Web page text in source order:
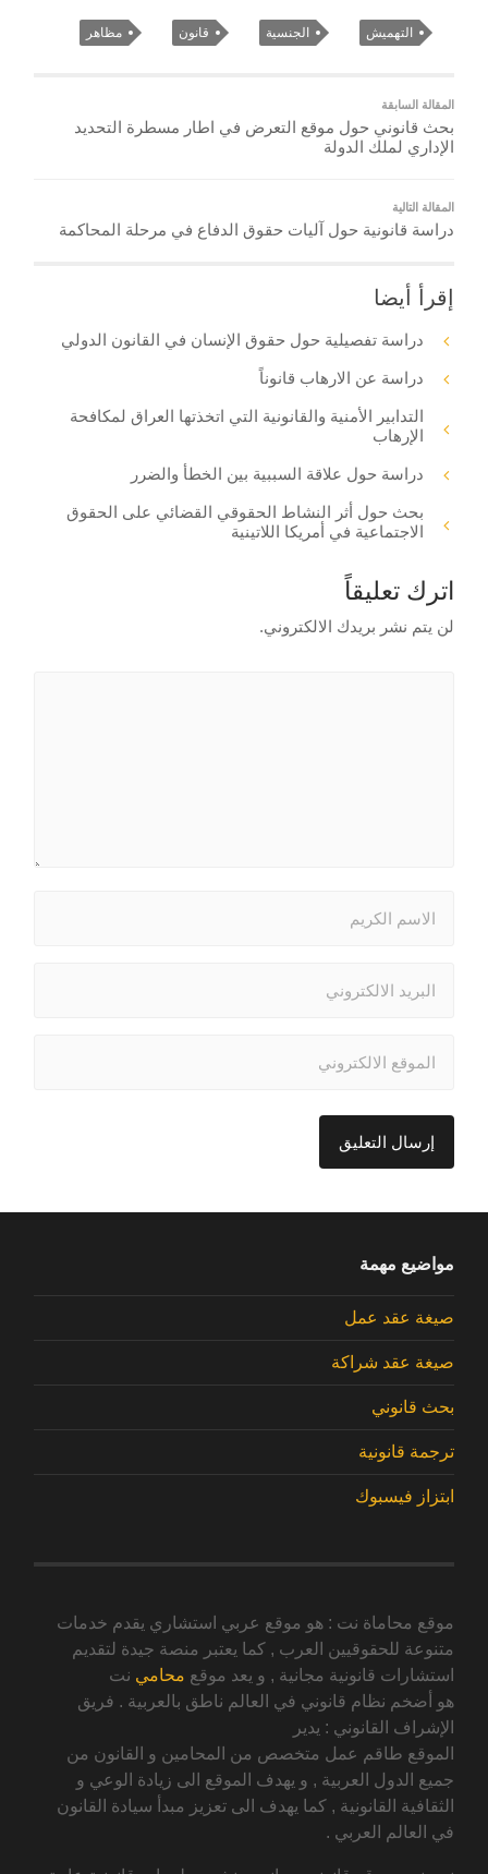
التهميش الجنسية قانون مظاهر
المقالة السابقة
بحث قانوني حول موقع التعرض في اطار مسطرة التحديد
الإداري لملك الدولة
المقالة التالية
دراسة قانونية حول آليات حقوق الدفاع في مرحلة المحاكمة
إقرأ أيضا
دراسة تفصيلية حول حقوق الإنسان في القانون الدولي
دراسة عن الارهاب قانوناً
التدابير الأمنية والقانونية التي اتخذتها العراق لمكافحة
الإرهاب
دراسة حول علاقة السببية بين الخطأ والضرر
بحث حول أثر النشاط الحقوقي القضائي على الحقوق
الاجتماعية في أمريكا اللاتينية
اترك تعليقاً
لن يتم نشر بريدك الالكتروني.
مواضيع مهمة
صيغة عقد عمل
صيغة عقد شراكة
بحث قانوني
ترجمة قانونية
ابتزاز فيسبوك
موقع محاماة نت : هو موقع عربي استشاري يقدم خدمات
متنوعة للحقوقيين العرب , كما يعتبر منصة جيدة لتقديم
استشارات قانونية مجانية , و يعد موقع محامي نت
هو أضخم نظام قانوني في العالم ناطق بالعربية . فريق
الإشراف القانوني : يدير
الموقع طاقم عمل متخصص من المحامين و القانون من
جميع الدول العربية , و يهدف الموقع الى زيادة الوعي و
الثقافية القانونية , كما يهدف الى تعزيز مبدأ سيادة القانون
في العالم العربي .